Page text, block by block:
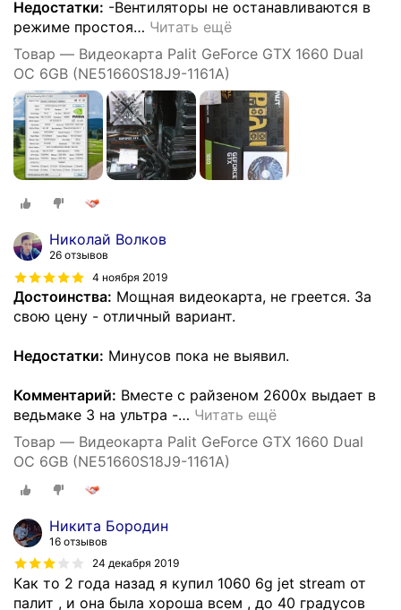
Недостатки: -Вентиляторы не останавливаются в
режиме простоя… Читать ещё
Товар — Видеокарта Palit GeForce GTX 1660 Dual
OC 6GB (NE51660S18J9-1161A)
Николай Волков
26 отзывов
4 ноября 2019
Достоинства: Мощная видеокарта, не греется. За
свою цену - отличный вариант.
Недостатки: Минусов пока не выявил.
Комментарий: Вместе с райзеном 2600x выдает в
ведьмаке 3 на ультра -… Читать ещё
Товар — Видеокарта Palit GeForce GTX 1660 Dual
OC 6GB (NE51660S18J9-1161A)
Никита Бородин
16 отзывов
24 декабря 2019
Как то 2 года назад я купил 1060 6g jet stream от
палит , и она была хороша всем , до 40 градусов